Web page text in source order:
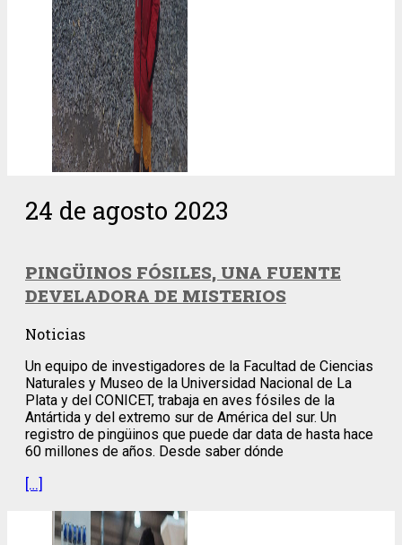
24 de agosto 2023
PINGÜINOS FÓSILES, UNA FUENTE
DEVELADORA DE MISTERIOS
Noticias
Un equipo de investigadores de la Facultad de Ciencias
Naturales y Museo de la Universidad Nacional de La
Plata y del CONICET, trabaja en aves fósiles de la
Antártida y del extremo sur de América del sur. Un
registro de pingüinos que puede dar data de hasta hace
60 millones de años. Desde saber dónde
[…]